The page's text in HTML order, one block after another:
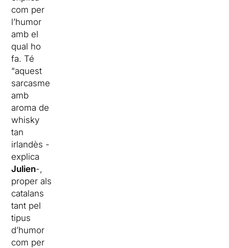
com per
l’humor
amb el
qual ho
fa. Té
“aquest
sarcasme
amb
aroma de
whisky
tan
irlandès -
explica
Julien-,
proper als
catalans
tant pel
tipus
d’humor
com per